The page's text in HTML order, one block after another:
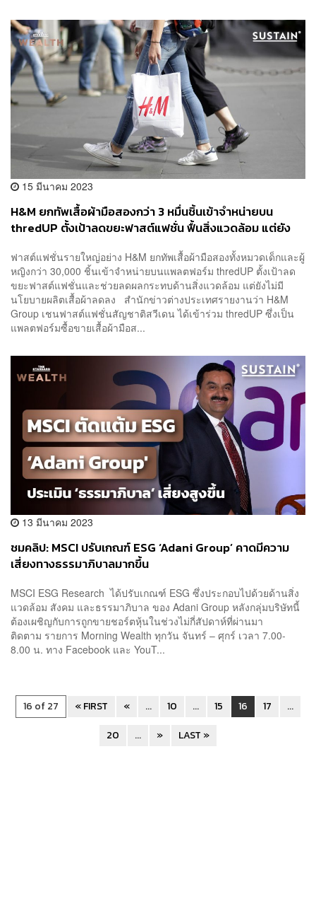
15 มีนาคม 2023
H&M ยกทัพเสื้อผ้ามือสองกว่า 3 หมื่นชิ้นเข้าจำหน่ายบน
thredUP ตั้งเป้าลดขยะฟาสต์แฟชั่น ฟื้นสิ่งแวดล้อม แต่ยัง
ฟาสต์แฟชั่นรายใหญ่อย่าง H&M ยกทัพเสื้อผ้ามือสองทั้งหมวดเด็กและผู้
หญิงกว่า 30,000 ชิ้นเข้าจำหน่ายบนแพลตฟอร์ม thredUP ตั้งเป้าลด
ขยะฟาสต์แฟชั่นและช่วยลดผลกระทบด้านสิ่งแวดล้อม แต่ยังไม่มี
นโยบายผลิตเสื้อผ้าลดลง สำนักข่าวต่างประเทศรายงานว่า H&M
Group เชนฟาสต์แฟชั่นสัญชาติสวีเดน ได้เข้าร่วม thredUP ซึ่งเป็น
แพลตฟอร์มซื้อขายเสื้อผ้ามือส...
13 มีนาคม 2023
ชมคลิป: MSCI ปรับเกณฑ์ ESG ‘Adani Group’ คาดมีความ
เสี่ยงทางธรรมาภิบาลมากขึ้น
MSCI ESG Research ได้ปรับเกณฑ์ ESG ซึ่งประกอบไปด้วยด้านสิ่ง
แวดล้อม สังคม และธรรมาภิบาล ของ Adani Group หลังกลุ่มบริษัทนี้
ต้องเผชิญกับการถูกขายชอร์ตหุ้นในช่วงไม่กี่สัปดาห์ที่ผ่านมา
ติดตาม รายการ Morning Wealth ทุกวัน จันทร์ – ศุกร์ เวลา 7.00-
8.00 น. ทาง Facebook และ YouT...
16 of 27 « FIRST « ... 10 ... 15 16 17
...
20
... » LAST »